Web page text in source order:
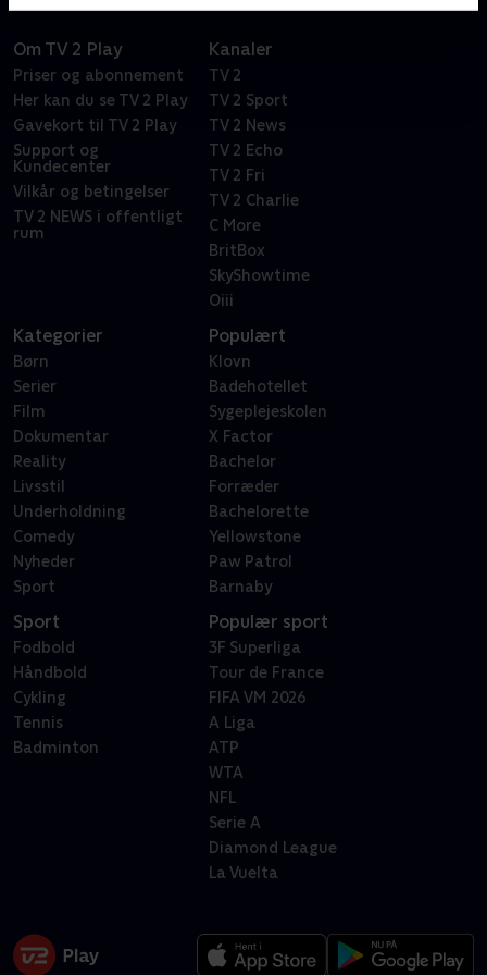
Om TV 2 Play
Priser og abonnement
Her kan du se TV 2 Play
Gavekort til TV 2 Play
Support og
Kundecenter
Vilkår og betingelser
TV 2 NEWS i offentligt
rum
Kanaler
TV 2
TV 2 Sport
TV 2 News
TV 2 Echo
TV 2 Fri
TV 2 Charlie
C More
BritBox
SkyShowtime
Oiii
Kategorier
Børn
Serier
Film
Dokumentar
Reality
Livsstil
Underholdning
Comedy
Nyheder
Sport
Populært
Klovn
Badehotellet
Sygeplejeskolen
X Factor
Bachelor
Forræder
Bachelorette
Yellowstone
Paw Patrol
Barnaby
Sport
Fodbold
Håndbold
Cykling
Tennis
Badminton
Populær sport
3F Superliga
Tour de France
FIFA VM 2026
A Liga
ATP
WTA
NFL
Serie A
Diamond League
La Vuelta